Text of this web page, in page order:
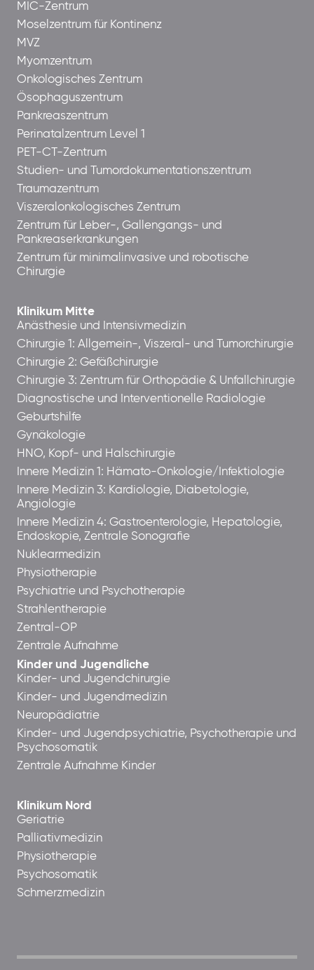
MIC-Zentrum
Moselzentrum für Kontinenz
MVZ
Myomzentrum
Onkologisches Zentrum
Ösophaguszentrum
Pankreaszentrum
Perinatalzentrum Level 1
PET-CT-Zentrum
Studien- und Tumordokumentationszentrum
Traumazentrum
Viszeralonkologisches Zentrum
Zentrum für Leber-, Gallengangs- und
Pankreaserkrankungen
Zentrum für minimalinvasive und robotische
Chirurgie
Klinikum Mitte
Anästhesie und Intensivmedizin
Chirurgie 1: Allgemein-, Viszeral- und Tumorchirurgie
Chirurgie 2: Gefäßchirurgie
Chirurgie 3: Zentrum für Orthopädie & Unfallchirurgie
Diagnostische und Interventionelle Radiologie
Geburtshilfe
Gynäkologie
HNO, Kopf- und Halschirurgie
Innere Medizin 1: Hämato-Onkologie/Infektiologie
Innere Medizin 3: Kardiologie, Diabetologie,
Angiologie
Innere Medizin 4: Gastroenterologie, Hepatologie,
Endoskopie, Zentrale Sonografie
Nuklearmedizin
Physiotherapie
Psychiatrie und Psychotherapie
Strahlentherapie
Zentral-OP
Zentrale Aufnahme
Kinder und Jugendliche
Kinder- und Jugendchirurgie
Kinder- und Jugendmedizin
Neuropädiatrie
Kinder- und Jugendpsychiatrie, Psychotherapie und
Psychosomatik
Zentrale Aufnahme Kinder
Klinikum Nord
Geriatrie
Palliativmedizin
Physiotherapie
Psychosomatik
Schmerzmedizin